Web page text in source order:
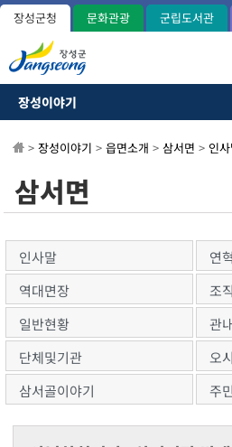
장성군청 문화관광 군립도서관
장성이야기
OK 365민원
분야별정보
정보공개
장성이야기
역사와연혁
관내지도
군민헌장
국내외교류
장성군사
장성의상징
상징표시
홍길동 캐릭터
군정운영방향
군정목표/방침
주요업무계획
군청안내
> 장성이야기 > 읍면소개 > 삼서면 > 인
삼서면
인사말
연
역대면장
조
일반현황
관
단체및기관
오
삼서골이야기
주